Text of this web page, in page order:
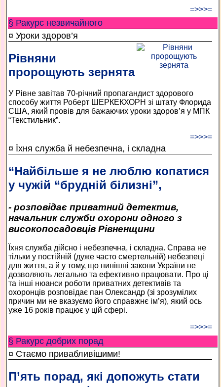
=>>>=
§ Ракурс незвичайного
¤ Уроки здоров’я
Рівняни
пророщують зернята
У Рівне завітав 70-річний пропагандист здорового
способу життя Роберт ШЕРКЕКХОРН зі штату Флорида
США, який провів для бажаючих уроки здоров’я у МПК
“Текстильник”.
=>>>=
¤ Їхня служба й небезпечна, і складна
“Найбільше я не люблю копатися
у чужій “брудній білизні”,
- розповідає приватний детектив,
начальник служби охорони одного з
високопосадовців Рівненщини
Їхня служба дійсно і небезпечна, і складна. Справа не
тільки у постійній (дуже часто смертельній) небезпеці
для життя, а й у тому, що нинішні закони України не
дозволяють легально та ефективно працювати. Про ці
та інші нюанси роботи приватних детективів та
охоронців розповідає пан Олександр (зі зрозумілих
причин ми не вказуємо його справжнє ім’я), який ось
уже 16 років працює у цій сфері.
=>>>=
§ Ракурс добрих порад
¤ Стаємо привабливішими!
П’ять порад, які допожуть стати